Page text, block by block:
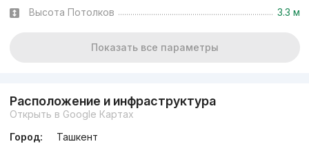
Высота Потолков
3.3 м
Показать все параметры
Расположение и инфраструктура
Открыть в Google Картах
Город:
Ташкент